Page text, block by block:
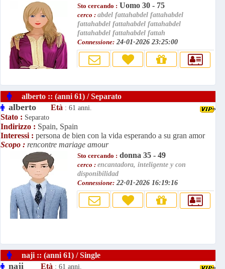
Sto cercando : Uomo 30 - 75
cerco : abdel fattahabdel fattahabdel
fattahabdel fattahabdel fattahabdel
fattahabdel fattahabdel fattah
Connessione: 24-01-2026 23:25:00
alberto :: (anni 61) / Separato
alberto Età : 61 anni.
Stato : Separato
Indirizzo : Spain, Spain
Interessi : persona de bien con la vida esperando a su gran amor
Scopo : rencontre mariage amour
Sto cercando : donna 35 - 49
cerco : encantadora, inteligente y con
disponibilidad
Connessione: 22-01-2026 16:19:16
naji :: (anni 61) / Single
naji Età : 61 anni.